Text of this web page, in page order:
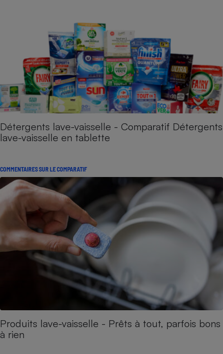
Détergents lave-vaisselle - Comparatif Détergents
lave-vaisselle en tablette
COMMENTAIRES SUR LE COMPARATIF
Produits lave-vaisselle - Prêts à tout, parfois bons
à rien